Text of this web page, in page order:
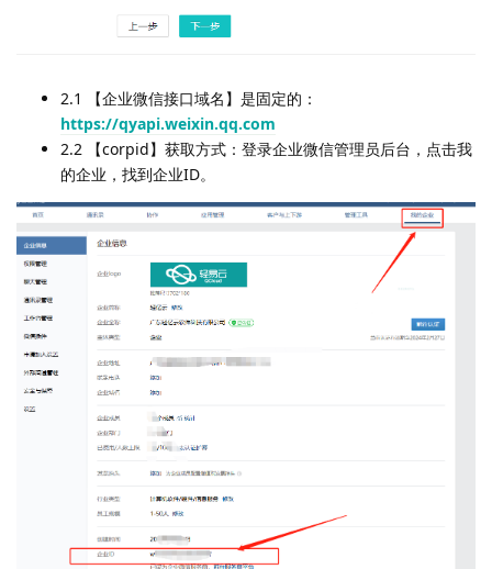
2.1 【企业微信接口域名】是固定的：
https://qyapi.weixin.qq.com
2.2 【corpid】获取方式：登录企业微信管理员后台，点击我
的企业，找到企业ID。